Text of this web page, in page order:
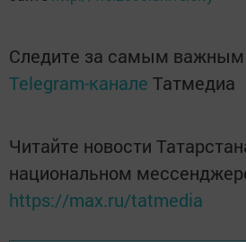
Следите за самым
Telegram-канале Татмедиа
Читайте новости
национальном
https://max.ru/tatmedia